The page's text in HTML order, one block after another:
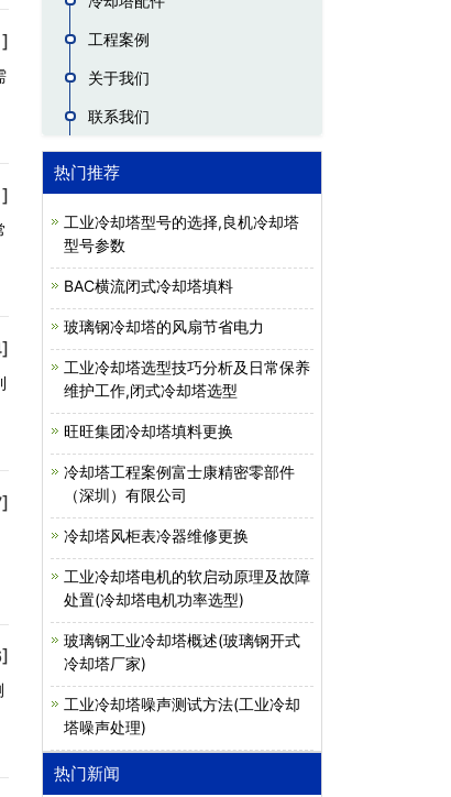
工程案例
关于我们
联系我们
热门推荐
工业冷却塔型号的选择,良机冷却塔
型号参数
BAC横流闭式冷却塔填料
玻璃钢冷却塔的风扇节省电力
工业冷却塔选型技巧分析及日常保养
维护工作,闭式冷却塔选型
旺旺集团冷却塔填料更换
冷却塔工程案例富士康精密零部件
（深圳）有限公司
冷却塔风柜表冷器维修更换
工业冷却塔电机的软启动原理及故障
处置(冷却塔电机功率选型)
玻璃钢工业冷却塔概述(玻璃钢开式
冷却塔厂家)
工业冷却塔噪声测试方法(工业冷却
塔噪声处理)
热门新闻